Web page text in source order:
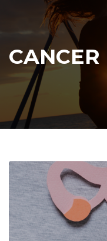
CANCER